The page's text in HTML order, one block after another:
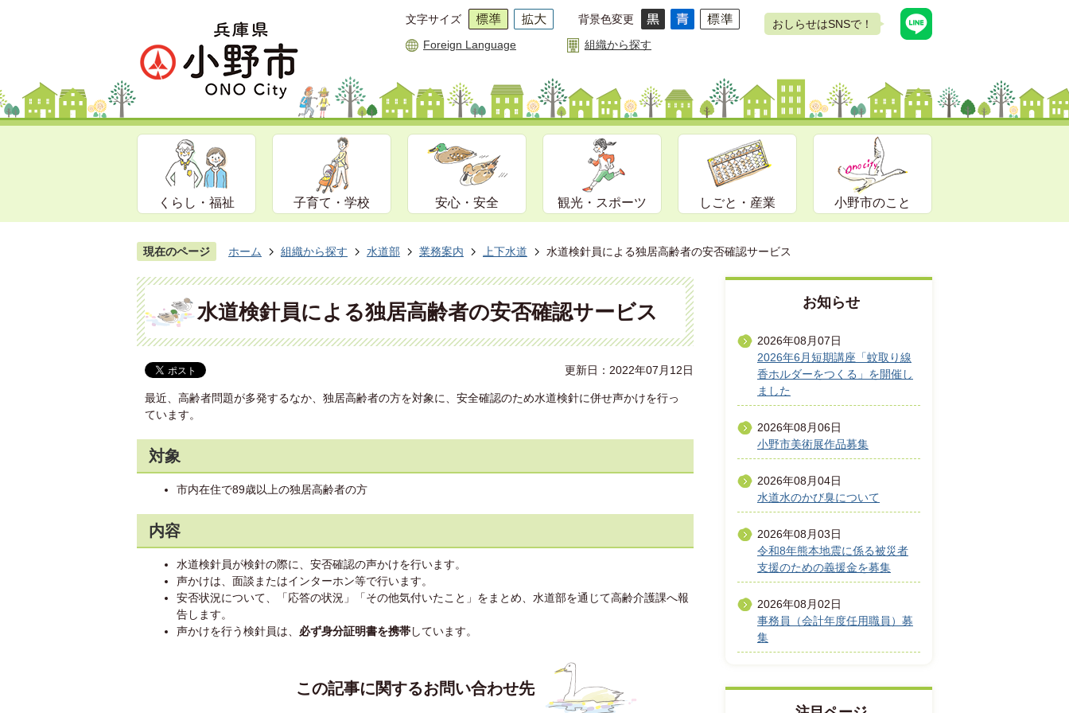
文字サイズ 背景色変更
Foreign Language 組織から探す
おしらせはSNSで！
くらし・福祉 子育て・学校 安心・安全 観光・スポーツ しごと・産業 小野市のこと
現在のページ ホーム 組織から探す 水道部 業務案内 上下水道 水道検針員による独居高齢者の安否確認サービス
水道検針員による独居高齢者の安否確認サービス
更新日：2022年07月12日
最近、高齢者問題が多発するなか、独居高齢者の方を対象に、安全確認のため水道検針に併せ声かけを行っ
ています。
対象
市内在住で89歳以上の独居高齢者の方
内容
水道検針員が検針の際に、安否確認の声かけを行います。
声かけは、面談またはインターホン等で行います。
安否状況について、「応答の状況」「その他気付いたこと」をまとめ、水道部を通じて高齢介護課へ報
告します。
声かけを行う検針員は、 必ず身分証明書を携帯しています。
この記事に関するお問い合わせ先
お知らせ
2026年08月07日
2026年6月短期講座「蚊取り線
香ホルダーをつくる」を開催し
ました
2026年08月06日
小野市美術展作品募集
2026年08月04日
水道水のかび臭について
2026年08月03日
令和8年熊本地震に係る被災者
支援のための義援金を募集
2026年08月02日
事務員（会計年度任用職員）募
集